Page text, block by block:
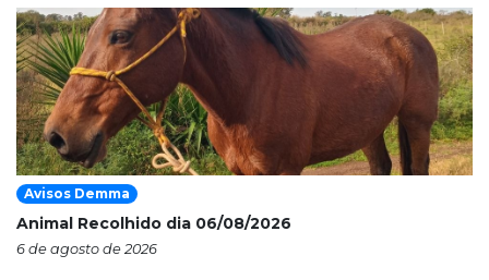
Avisos Demma
Animal Recolhido dia 06/08/2026
6 de agosto de 2026